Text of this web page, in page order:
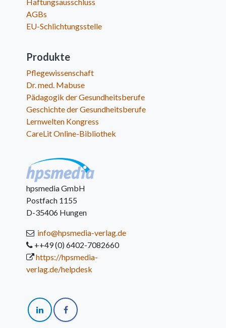
AGBs
EU-Schlichtungsstelle
Produkte
Pflegewissenschaft
Dr. med. Mabuse
Pädagogik der Gesundheitsberufe
Geschichte der Gesundheitsberufe
Lernwelten Kongress
CareLit Online-Bibliothek
hpsmedia GmbH
Postfach 1155
D-35406 Hungen
info@hpsmedia-verlag.de
++49 (0) 6402-7082660
https://hpsmedia-
verlag.de/helpdesk